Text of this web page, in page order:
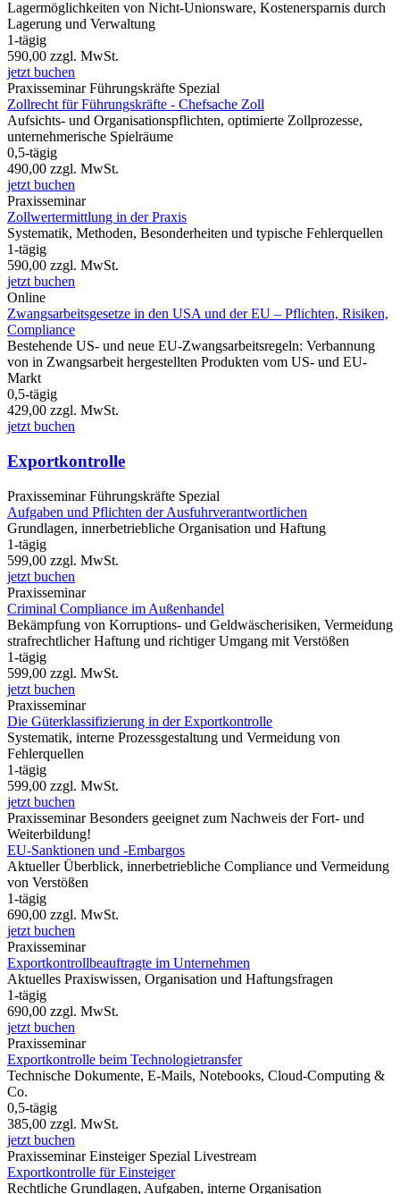
Lagermöglichkeiten von Nicht-Unionsware, Kostenersparnis durch
Lagerung und Verwaltung
1-tägig
590,00 zzgl. MwSt.
jetzt buchen
Praxisseminar Führungskräfte Spezial
Zollrecht für Führungskräfte - Chefsache Zoll
Aufsichts- und Organisationspflichten, optimierte Zollprozesse,
unternehmerische Spielräume
0,5-tägig
490,00 zzgl. MwSt.
jetzt buchen
Praxisseminar
Zollwertermittlung in der Praxis
Systematik, Methoden, Besonderheiten und typische Fehlerquellen
1-tägig
590,00 zzgl. MwSt.
jetzt buchen
Online
Zwangsarbeitsgesetze in den USA und der EU – Pflichten, Risiken,
Compliance
Bestehende US- und neue EU-Zwangsarbeitsregeln: Verbannung
von in Zwangsarbeit hergestellten Produkten vom US- und EU-
Markt
0,5-tägig
429,00 zzgl. MwSt.
jetzt buchen
Exportkontrolle
Praxisseminar Führungskräfte Spezial
Aufgaben und Pflichten der Ausfuhrverantwortlichen
Grundlagen, innerbetriebliche Organisation und Haftung
1-tägig
599,00 zzgl. MwSt.
jetzt buchen
Praxisseminar
Criminal Compliance im Außenhandel
Bekämpfung von Korruptions- und Geldwäscherisiken, Vermeidung
strafrechtlicher Haftung und richtiger Umgang mit Verstößen
1-tägig
599,00 zzgl. MwSt.
jetzt buchen
Praxisseminar
Die Güterklassifizierung in der Exportkontrolle
Systematik, interne Prozessgestaltung und Vermeidung von
Fehlerquellen
1-tägig
599,00 zzgl. MwSt.
jetzt buchen
Praxisseminar Besonders geeignet zum Nachweis der Fort- und
Weiterbildung!
EU-Sanktionen und -Embargos
Aktueller Überblick, innerbetriebliche Compliance und Vermeidung
von Verstößen
1-tägig
690,00 zzgl. MwSt.
jetzt buchen
Praxisseminar
Exportkontrollbeauftragte im Unternehmen
Aktuelles Praxiswissen, Organisation und Haftungsfragen
1-tägig
690,00 zzgl. MwSt.
jetzt buchen
Praxisseminar
Exportkontrolle beim Technologietransfer
Technische Dokumente, E-Mails, Notebooks, Cloud-Computing &
Co.
0,5-tägig
385,00 zzgl. MwSt.
jetzt buchen
Praxisseminar Einsteiger Spezial Livestream
Exportkontrolle für Einsteiger
Rechtliche Grundlagen, Aufgaben, interne Organisation